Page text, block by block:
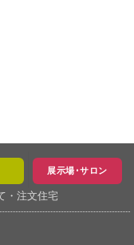
展示場･サロン
・注文住宅